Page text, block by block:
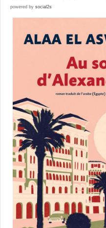
powered by social2s